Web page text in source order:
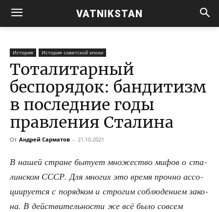
VATNIKSTAN
История История советской эпохи
Тоталитарный
беспорядок: бандитизм
в последние годы
правления Сталина
От Андрей Сарматов - 21.10.2021
В нашей стране быту­ет мно­же­ство мифов о ста­
лин­ском СССР. Для мно­гих это вре­мя проч­но ассо­
ци­и­ру­ет­ся с поряд­ком и стро­гим соблю­де­ни­ем зако­
на. В дей­стви­тель­но­сти же всё было совсем